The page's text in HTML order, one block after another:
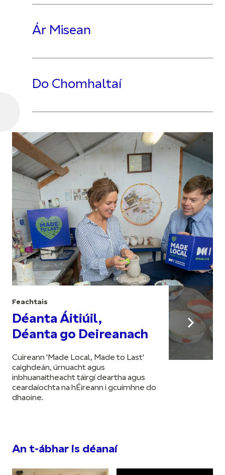
Ár Misean
Do Chomhaltaí
Feachtais
Déanta Áitiúil,
Déanta go Deireanach
Cuireann 'Made Local, Made to Last'
caighdeán, úrnuacht agus
inbhuanaitheacht táirgí deartha agus
ceardaíochta na hÉireann i gcuimhne do
dhaoine.
An t-ábhar is déanaí